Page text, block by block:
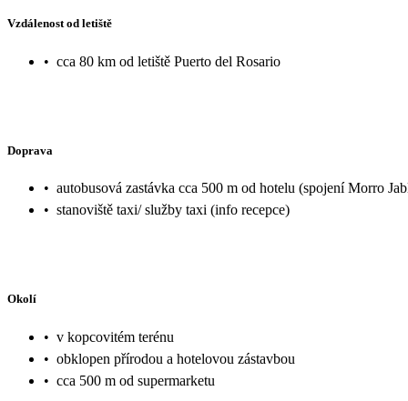
Vzdálenost od letiště
• cca 80 km od letiště Puerto del Rosario
Doprava
• autobusová zastávka cca 500 m od hotelu (spojení Morro
• stanoviště taxi/ služby taxi (info recepce)
Okolí
• v kopcovitém terénu
• obklopen přírodou a hotelovou zástavbou
• cca 500 m od supermarketu